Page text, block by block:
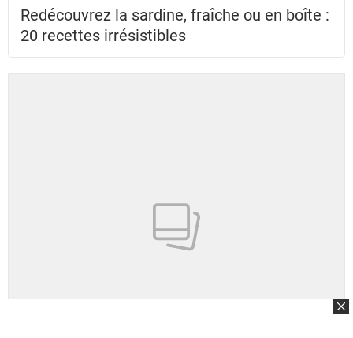
Redécouvrez la sardine, fraîche ou en boîte :
20 recettes irrésistibles